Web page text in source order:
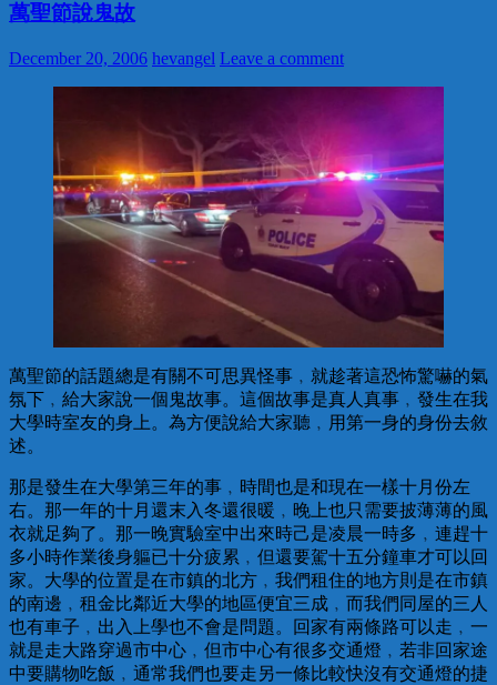
萬聖節說鬼故
December 20, 2006 hevangel Leave a comment
萬聖節的話題總是有關不可思異怪事﹐就趁著這恐怖驚嚇的氣
氛下﹐給大家說一個鬼故事。這個故事是真人真事﹐發生在我
大學時室友的身上。為方便說給大家聽﹐用第一身的身份去敘
述。
那是發生在大學第三年的事﹐時間也是和現在一樣十月份左
右。那一年的十月還末入冬還很暖﹐晚上也只需要披薄薄的風
衣就足夠了。那一晚實驗室中出來時己是凌晨一時多﹐連趕十
多小時作業後身軀已十分疲累﹐但還要駕十五分鐘車才可以回
家。大學的位置是在市鎮的北方﹐我們租住的地方則是在市鎮
的南邊﹐租金比鄰近大學的地區便宜三成﹐而我們同屋的三人
也有車子﹐出入上學也不會是問題。回家有兩條路可以走﹐一
就是走大路穿過市中心﹐但市中心有很多交通燈﹐若非回家途
中要購物吃飯﹐通常我們也要走另一條比較快沒有交通燈的捷